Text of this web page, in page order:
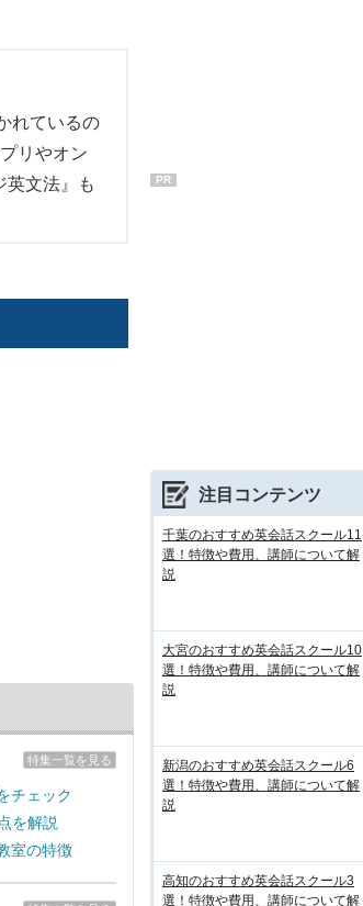
れているの
リやオン
英文法』も
特集一覧を見る
チェック
を解説
室の特徴
PR
注目コンテンツ
千葉のおすすめ英会話スクール11
選！特徴や費用、講師について解
説
大宮のおすすめ英会話スクール10
選！特徴や費用、講師について解
説
新潟のおすすめ英会話スクール6
選！特徴や費用、講師について解
説
高知のおすすめ英会話スクール3
選！特徴や費用、講師について解